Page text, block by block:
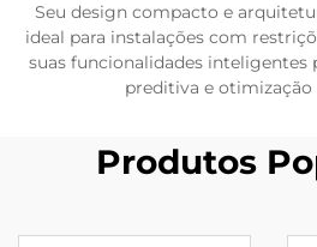
Seu design compacto e
ideal para instalações com
suas funcionalidades
preditiva e otimização
Produtos